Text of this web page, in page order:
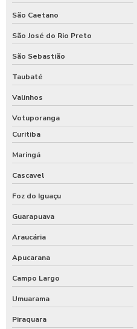
São Caetano
São José do Rio Preto
São Sebastião
Taubaté
Valinhos
Votuporanga
Curitiba
Maringá
Cascavel
Foz do Iguaçu
Guarapuava
Araucária
Apucarana
Campo Largo
Umuarama
Piraquara